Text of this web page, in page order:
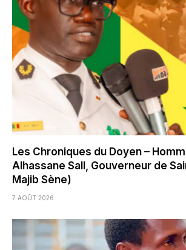
Les Chroniques du Doyen –
Alhassane Sall, Gouverneur de
Majib Sène)
7 AOÛT 2026